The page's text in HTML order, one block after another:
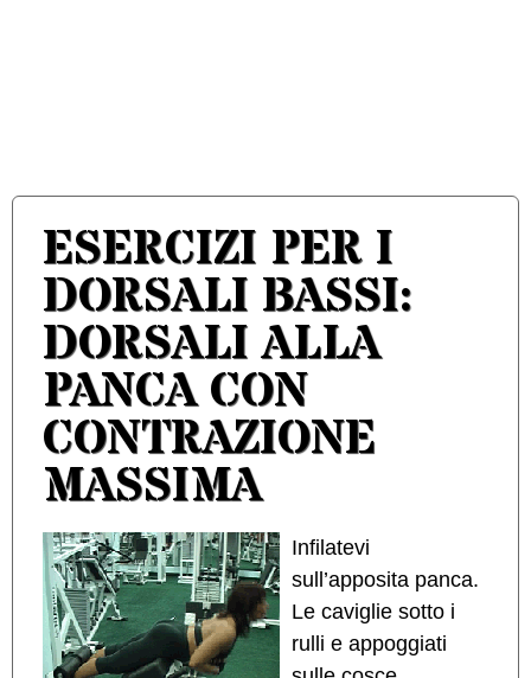
ESERCIZI PER I
DORSALI BASSI:
DORSALI ALLA
PANCA CON
CONTRAZIONE
MASSIMA
Infilatevi
sull’apposita panca.
Le caviglie sotto i
rulli e appoggiati